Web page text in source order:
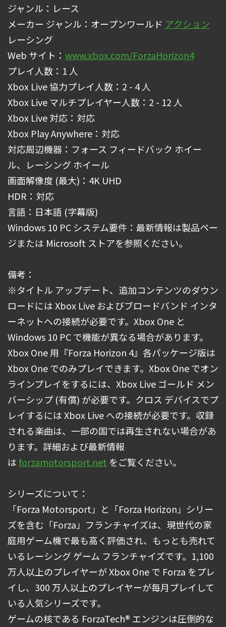
ジャンル：レース
メーカー ジャンル：オープンワールド アクション
レーシング
Web サイト： www.xbox.com/ForzaHorizon4
プレイ人数：1 人
Xbox Live 協力プレイ人数：2 - 4 人
Xbox Live マルチプレイヤー人数：2 - 12 人
Xbox Live 対応：対応
Xbox Play Anywhere：対応
対応周辺機器：フォース フィードバック ホイー
ル、レーシング ホイール
画面解像度 (最大)：4K UHD
HDR：対応
言語：日本語 (字幕版)
Windows 10 PC システム要件：最新情報は製品ペー
ジまたは Microsoft ストアを参照ください。
備考：
※タイトル アップデート、追加コンテンツのダウン
ロードには Xbox Live およびブロードバンド インタ
ーネットへの接続が必要です。Xbox One と
Windows 10 PC で機能が異なる場合があります。
Xbox One 用『Forza Horizon 4』各パッケージ版は
Xbox One でのみプレイできます。Xbox One でオン
ラインプレイをするには、Xbox Live ゴールド メン
バーシップ (有償) が必要です。クロス デバイスでプ
レイするには Xbox Live への接続が必要です。収録
される楽曲は、一部の国では再生されない場合があ
ります。詳細および最新情報
はforzamotorsport.net をご覧ください。
シリーズについて：
「Forza Motorsport」と「Forza Horizon」シリー
ズを含む「Forza」フランチャイズは、現世代の家
庭用ゲーム機で最も高く評価され、もっとも売れて
いるレーシング ゲーム フランチャイズです。1,100
万人以上のプレイヤーが Xbox One で Forza をプレ
イし、300 万人以上のプレイヤーが毎月プレイして
いる人気シリーズです。
ゲームの核である ForzaTech® エンジンは圧倒的な